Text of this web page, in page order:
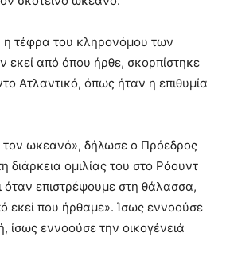
τέφρα του κληρονόμου των
εκεί από όπου ήρθε, σκορπίστηκε
Ατλαντικό, όπως ήταν η επιθυμία
τον ωκεανό», δήλωσε ο Πρόεδρος
διάρκεια ομιλίας του στο Ρόουντ
όταν επιστρέψουμε στη θάλασσα,
εκεί που ήρθαμε». Ίσως εννοούσε
ίσως εννοούσε την οικογένειά